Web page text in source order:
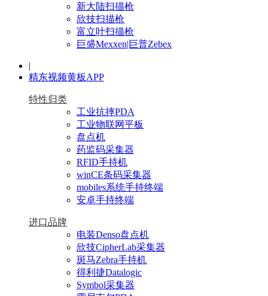
新大陆扫描枪
欣技扫描枪
富立叶扫描枪
巨盛Mexxen|巨普Zebex
|
精东视频黄板APP
特性归类
工业抗摔PDA
工业物联网平板
盘点机
药监码采集器
RFID手持机
winCE条码采集器
mobiles系统手持终端
安卓手持终端
进口品牌
电装Denso盘点机
欣技CipherLab采集器
斑马Zebra手持机
得利捷Datalogic
Symbol采集器